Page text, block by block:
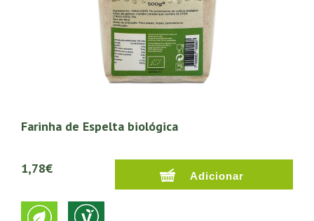
Farinha de Espelta biológica
1,78€